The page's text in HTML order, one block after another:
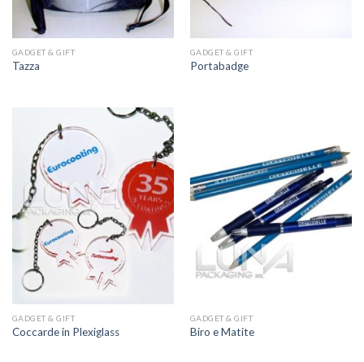
GADGET & GIFT
Tazza
GADGET & GIFT
Portabadge
GADGET & GIFT
Coccarde in Plexiglass
GADGET & GIFT
Biro e Matite